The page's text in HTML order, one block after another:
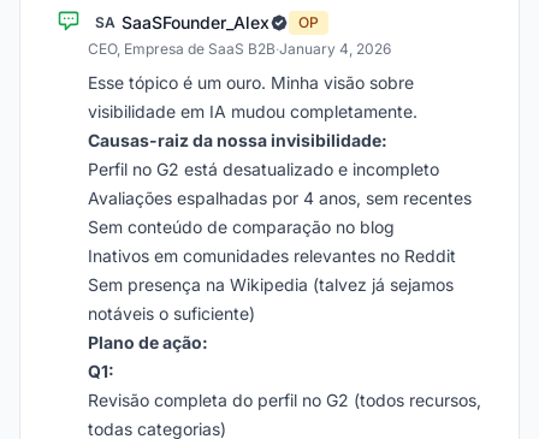
SA SaaSFounder_Alex
OP
CEO, Empresa de SaaS B2B·January 4, 2026
Esse tópico é um ouro. Minha visão sobre
visibilidade em IA mudou completamente.
Causas-raiz da nossa invisibilidade:
Perfil no G2 está desatualizado e incompleto
Avaliações espalhadas por 4 anos, sem recentes
Sem conteúdo de comparação no blog
Inativos em comunidades relevantes no Reddit
Sem presença na Wikipedia (talvez já sejamos
notáveis o suficiente)
Plano de ação:
Q1:
Revisão completa do perfil no G2 (todos recursos,
todas categorias)